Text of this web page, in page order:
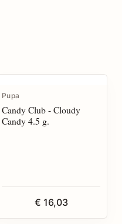
Pupa
Candy Club - Cloudy
Candy 4.5 g.
€ 16,03